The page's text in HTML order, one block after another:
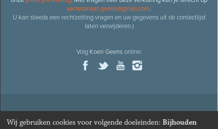
secretariaat.geens@gmail.com.
U kan steeds een rechtzetting vragen en uw gegevens uit de contactlijst
laten verwijderen.)
Volg Koen Geensonline:
© 2026Oud-minister en ere-volksvertegenwoordiger Koen
Wij gebruiken cookies voor volgende doeleinden: Bijhouden